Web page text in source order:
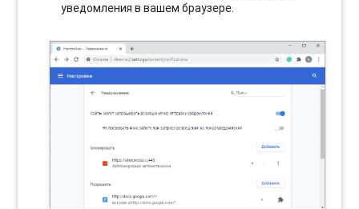
уведомления в вашем браузере.